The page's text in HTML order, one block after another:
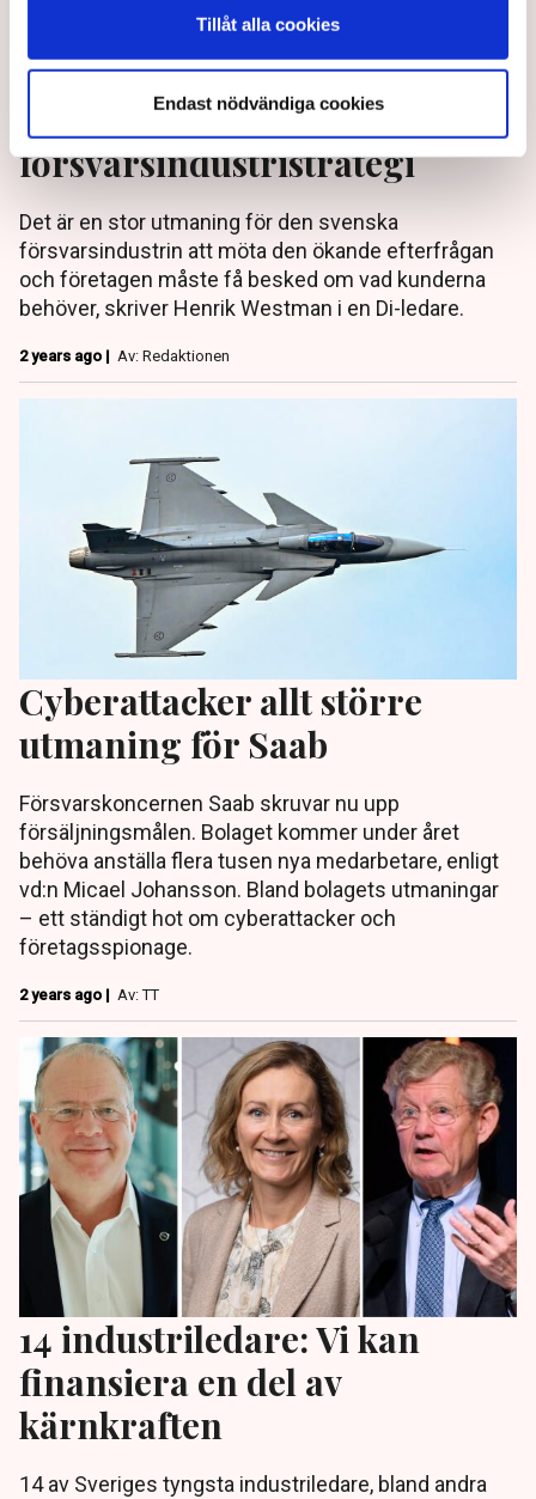
Tillåt alla cookies
Endast nödvändiga cookies
Ledare: Sverige behöver en
försvarsindustristrategi
Det är en stor utmaning för den svenska
försvarsindustrin att möta den ökande efterfrågan
och företagen måste få besked om vad kunderna
behöver, skriver Henrik Westman i en Di-ledare.
2 years ago | Av: Redaktionen
Cyberattacker allt större
utmaning för Saab
Försvarskoncernen Saab skruvar nu upp
försäljningsmålen. Bolaget kommer under året
behöva anställa flera tusen nya medarbetare, enligt
vd:n Micael Johansson. Bland bolagets utmaningar
– ett ständigt hot om cyberattacker och
företagsspionage.
2 years ago | Av: TT
14 industriledare: Vi kan
finansiera en del av
kärnkraften
14 av Sveriges tyngsta industriledare, bland andra